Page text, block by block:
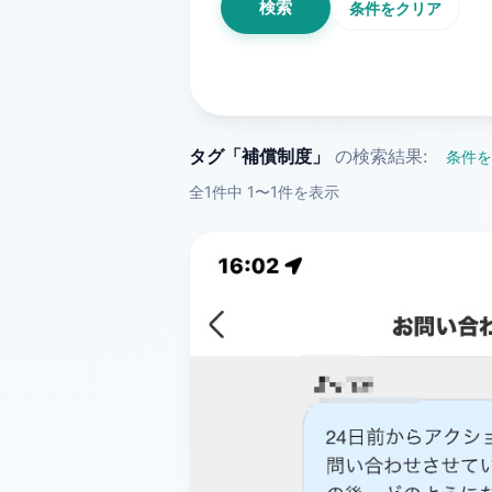
検索 条件をクリア
タグ「補償制度」 の検索結果: 条件
全1件中 1〜1件を表示